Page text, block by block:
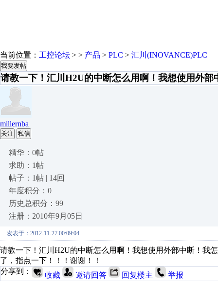
当前位置： 工控论坛 > > 产品 > PLC > 汇川(INOVANCE)PLC
我要发帖
请教一下！汇川H2U的中断怎么用啊！我想使用外部
millernba
关注 私信
精华：0帖
求助：1帖
帖子：1帖 | 14回
年度积分：0
历史总积分：99
注册：2010年9月05日
发表于：2012-11-27 00:09:04
请教一下！汇川H2U的中断怎么用啊！我想使用外部中断！我
了，指点一下！！！谢谢！！
分享到：
收藏 邀请回答 回复楼主 举报